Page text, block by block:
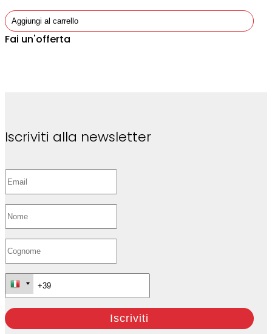
Aggiungi al carrello
Fai un'offerta
Iscriviti alla newsletter